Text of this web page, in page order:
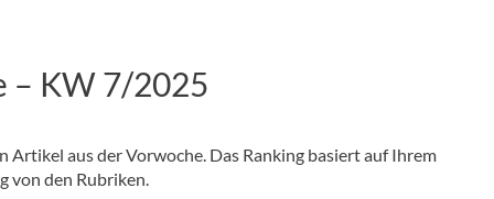
– KW 7/2025
aus der Vorwoche. Das Ranking basiert auf Ihrem
von den Rubriken.